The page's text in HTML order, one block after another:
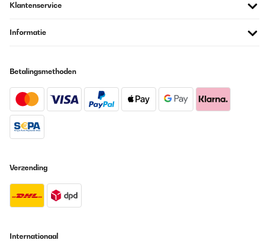
Amazon-Benutzer
Super Filterung leises Motor. Ungefiltert ca 200, gefiltert 035.
Negativ ist die Bedienungsanleitung , die Bedeutungen musste ich
hin und her googlen . Die mühe hat sich aber gelohnt
Amazon-Benutzer
es la misma máquina, es extremadamente parecida. En la parte
Klantenservice
Informatie
Betalingsmethoden
Verzending
Internationaal